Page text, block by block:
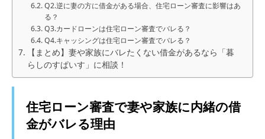
Q2.逆に妻の方に借金がある場合、住宅ローン審査に影響はあ
る？
Q3.カードローンは住宅ローン審査でバレる？
Q4.キャッシングは住宅ローン審査でバレる？
【まとめ】妻や家族にバレたくない借金があるなら「暮
らしのすぱいす」に相談！
住宅ローン審査で妻や家族に内緒の借
金がバレる理由